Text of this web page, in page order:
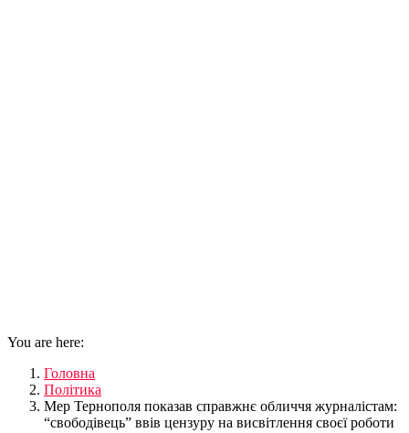
You are here:
Головна
Політика
Мер Тернополя показав справжнє обличчя журналістам:
“свободівець” ввів цензуру на висвітлення своєї роботи